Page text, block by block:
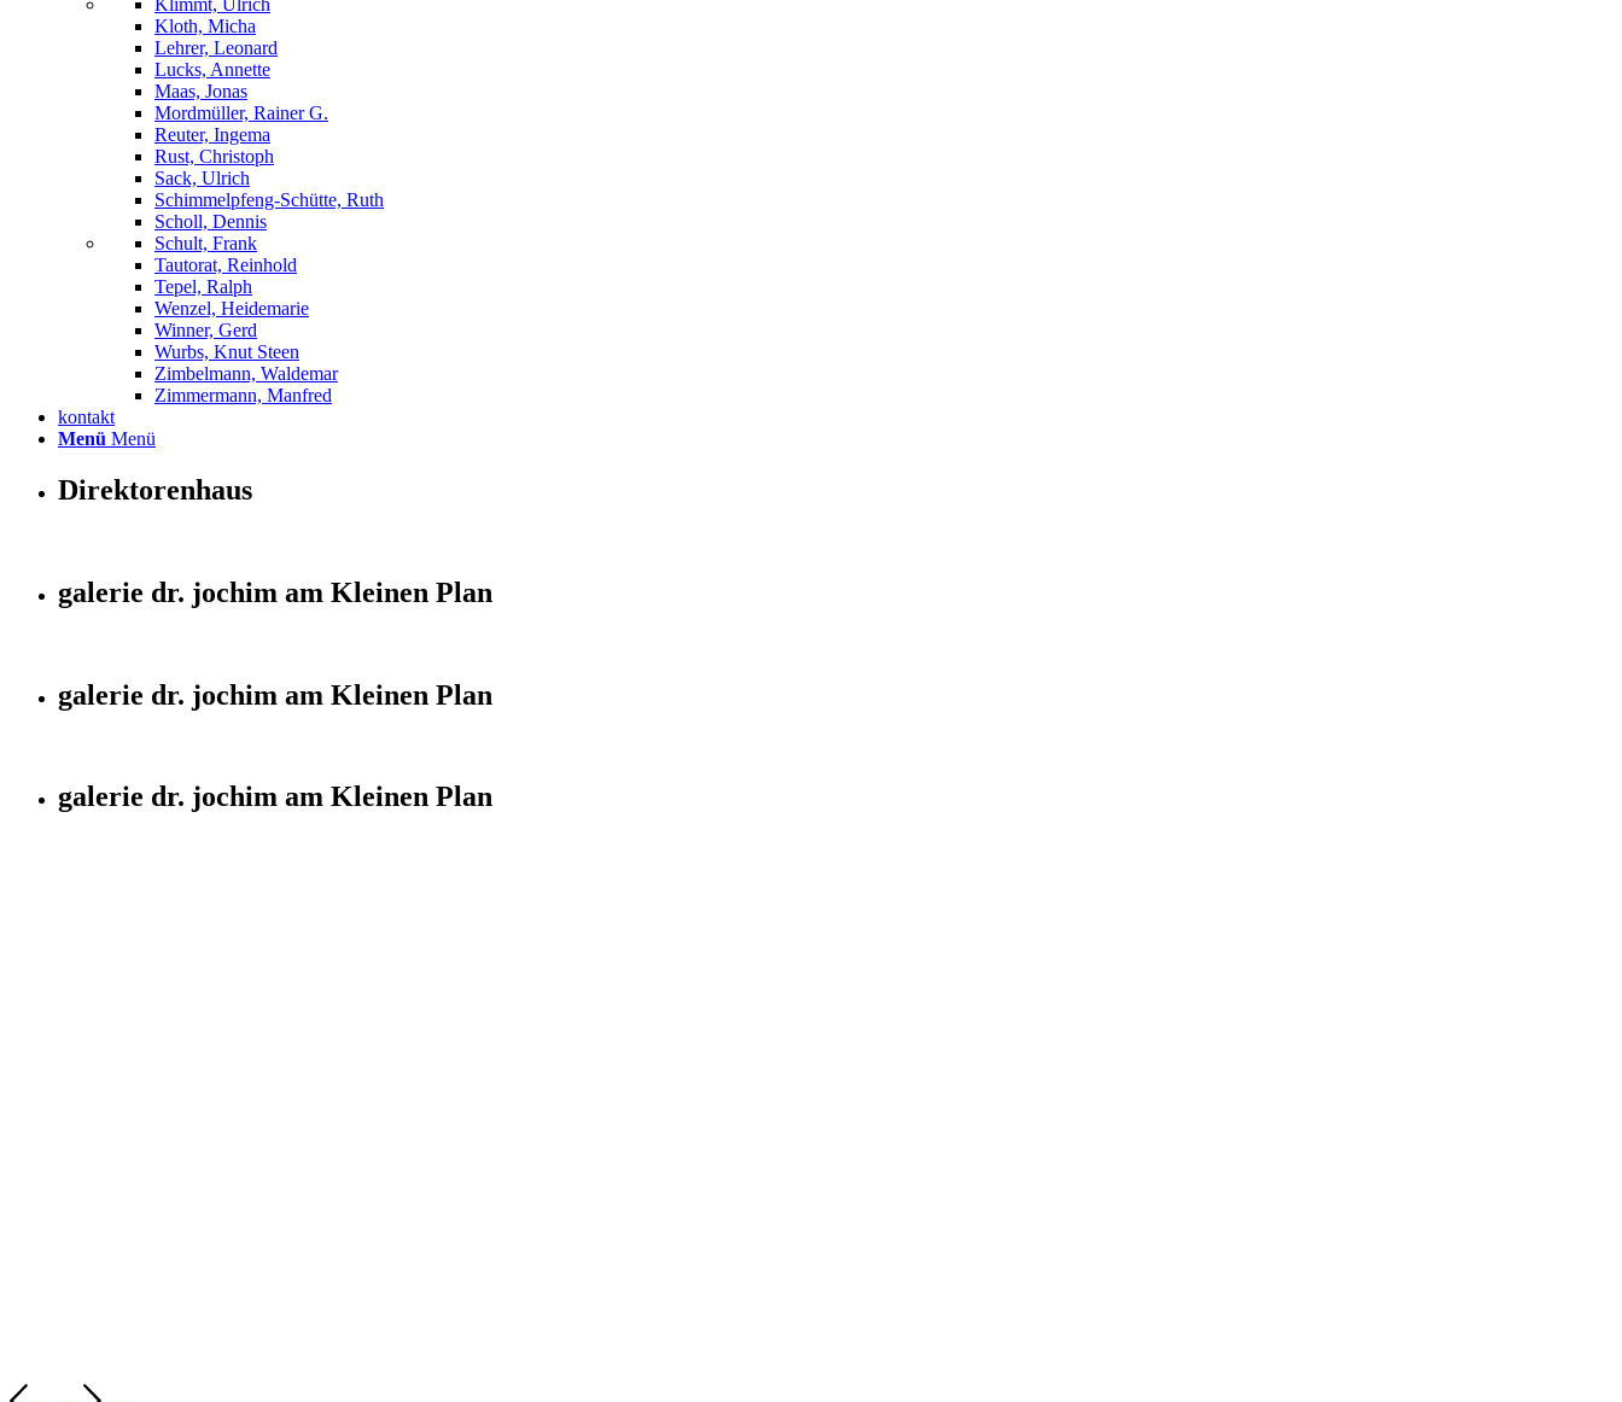
Klimmt, Ulrich
Kloth, Micha
Lehrer, Leonard
Lucks, Annette
Maas, Jonas
Mordmüller, Rainer G.
Reuter, Ingema
Rust, Christoph
Sack, Ulrich
Schimmelpfeng-Schütte, Ruth
Scholl, Dennis
Schult, Frank
Tautorat, Reinhold
Tepel, Ralph
Wenzel, Heidemarie
Winner, Gerd
Wurbs, Knut Steen
Zimbelmann, Waldemar
Zimmermann, Manfred
kontakt
Menü Menü
Direktorenhaus
galerie dr. jochim am Kleinen Plan
galerie dr. jochim am Kleinen Plan
galerie dr. jochim am Kleinen Plan